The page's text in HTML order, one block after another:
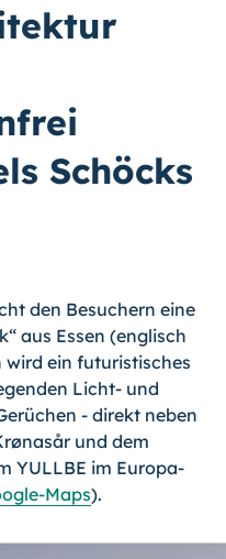
Schöcks
den Besuchern eine
aus Essen (englisch
wird ein futuristisches
Licht- und
- direkt neben
und dem
YULLBE im Europa-
Maps).